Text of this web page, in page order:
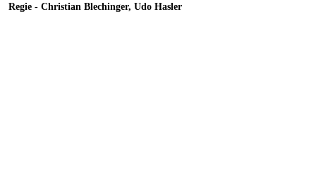
Regie - Christian Blechinger, Udo Hasler